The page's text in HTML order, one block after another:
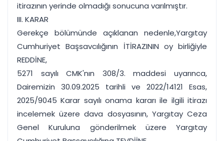
itirazının yerinde olmadığı sonucuna varılmıştır.
III. KARAR
Gerekçe bölümünde açıklanan nedenle,Yargıtay
Cumhuriyet Başsavcılığının İTİRAZININ oy birliğiyle
REDDİNE,
5271 sayılı CMK'nın 308/3. maddesi uyarınca,
Dairemizin 30.09.2025 tarihli ve 2022/14121 Esas,
2025/9045 Karar sayılı onama kararı ile ilgili itirazı
incelemek üzere dava dosyasının, Yargıtay Ceza
Genel Kuruluna gönderilmek üzere Yargıtay